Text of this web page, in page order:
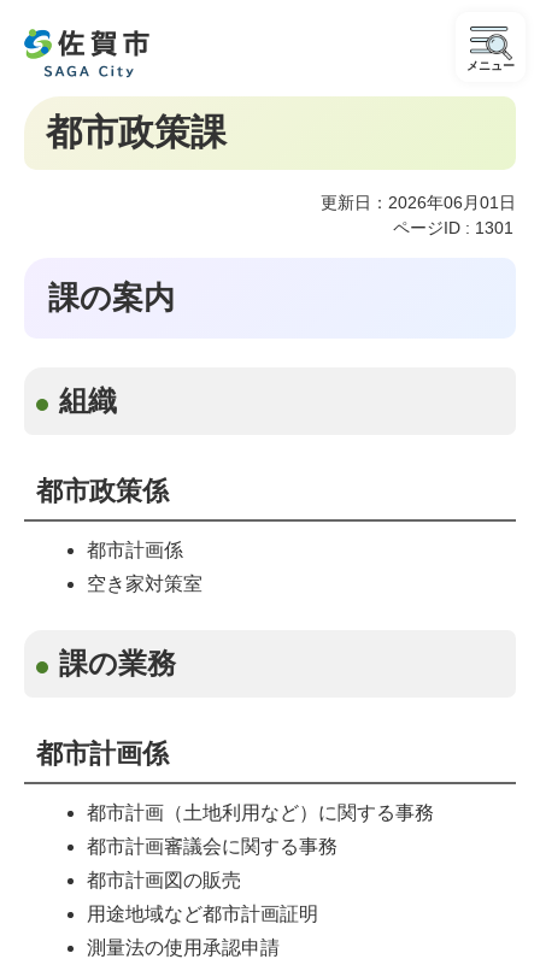
メニュー
都市政策課
更新日：2026年06月01日
ページID : 1301
課の案内
組織
都市政策係
都市計画係
空き家対策室
課の業務
都市計画係
都市計画（土地利用など）に関する事務
都市計画審議会に関する事務
都市計画図の販売
用途地域など都市計画証明
測量法の使用承認申請